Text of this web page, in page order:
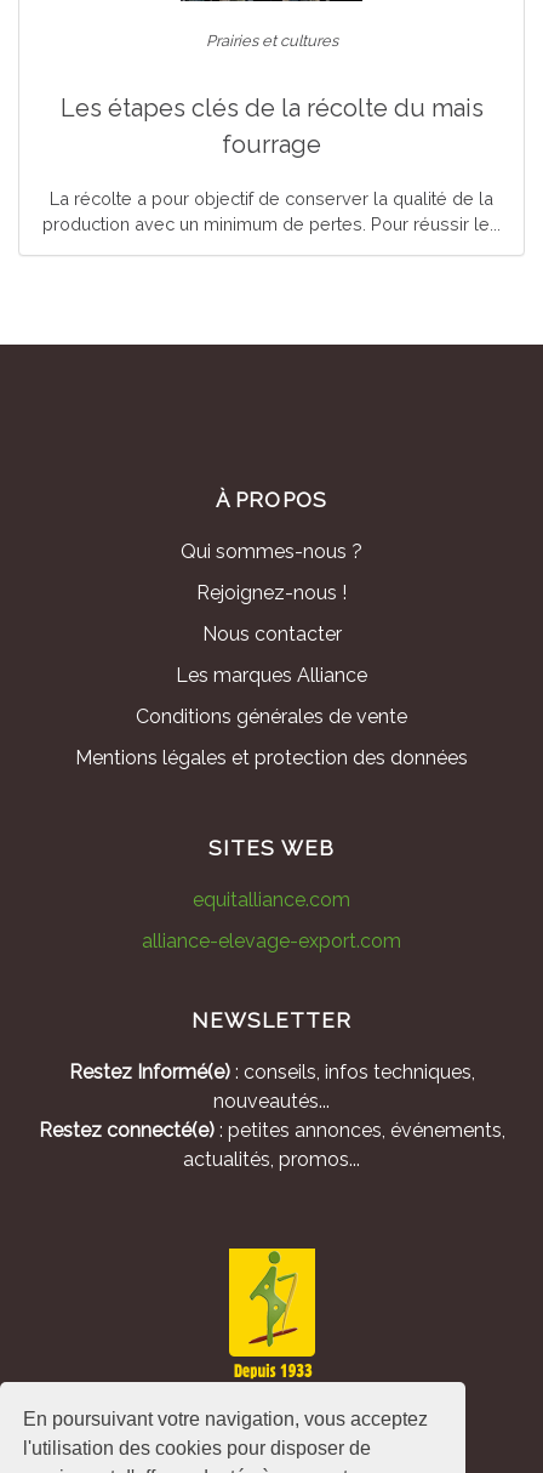
En poursuivant votre navigation, vous acceptez
l'utilisation des cookies pour disposer de
Prairies et cultures
Les étapes clés de la récolte du mais
fourrage
La récolte a pour objectif de conserver la qualité de la
production avec un minimum de pertes. Pour réussir le...
À PROPOS
Qui sommes-nous ?
Rejoignez-nous !
Nous contacter
Les marques Alliance
Conditions générales de vente
Mentions légales et protection des données
SITES WEB
equitalliance.com
alliance-elevage-export.com
NEWSLETTER
Restez Informé(e): conseils, infos techniques,
nouveautés...
Restez connecté(e): petites annonces, événements,
actualités, promos...